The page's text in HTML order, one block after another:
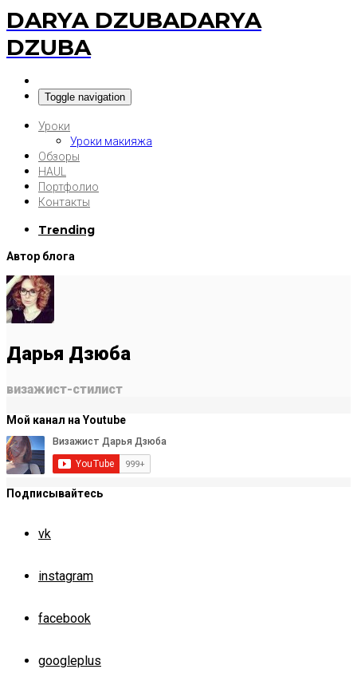
DARYA DZUBADARYA
DZUBA
Toggle navigation
Уроки
Уроки макияжа
Обзоры
HAUL
Портфолио
Контакты
Trending
Автор блога
Дарья Дзюба
визажист-стилист
Мой канал на Youtube
Подписывайтесь
vk
instagram
facebook
googleplus